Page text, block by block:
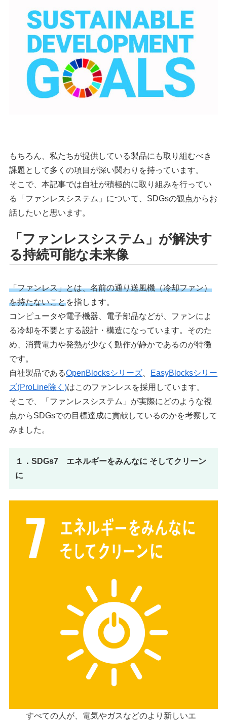
もちろん、私たちが提供している製品にも取り組むべき
課題として多くの項目が深い関わりを持っています。
そこで、本記事では自社が積極的に取り組みを行ってい
る「ファンレスシステム」について、SDGsの観点からお
話したいと思います。
「ファンレスシステム」が解決す
る持続可能な未来像
「ファンレス」とは、名前の通り送風機（冷却ファン）
を持たないことを指します。
コンピュータや電子機器、電子部品などが、ファンによ
る冷却を不要とする設計・構造になっています。そのた
め、消費電力や発熱が少なく動作が静かであるのが特徴
です。
自社製品であるOpenBlocksシリーズ
EasyBlocksシリー
ズ(ProLine除く)はこのファンレスを採用しています。
そこで、「ファンレスシステム」が実際にどのような視
点からSDGsでの目標達成に貢献しているのかを考察して
みました。
１．SDGs7 エネルギーをみんなに そしてクリーン
に
すべての人が、電気やガスなどのより新しいエ